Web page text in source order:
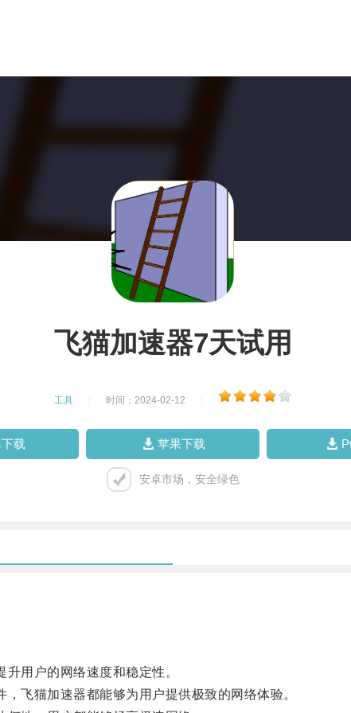
飞猫加速器7天试用
工具 时间：2024-02-12
载 苹果下载
安卓市场，安全绿色
用户的网络速度和稳定性。
猫加速器都能够为用户提供极致的网络体验。